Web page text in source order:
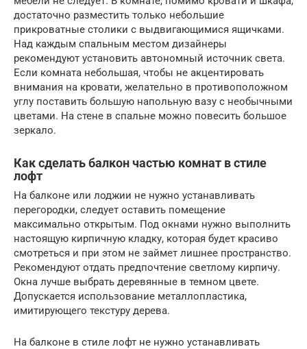
достаточно разместить только небольшие
прикроватные столики с выдвигающимися ящичками.
Над каждым спальным местом дизайнеры
рекомендуют установить автономный источник света.
Если комната небольшая, чтобы не акцентировать
внимания на кровати, желательно в противоположном
углу поставить большую напольную вазу с необычными
цветами. На стене в спальне можно повесить большое
зеркало.
Как сделать балкон частью комнат в стиле
лофт
На балконе или лоджии не нужно устанавливать
перегородки, следует оставить помещение
максимально открытым. Под окнами нужно выполнить
настоящую кирпичную кладку, которая будет красиво
смотреться и при этом не займет лишнее пространство.
Рекомендуют отдать предпочтение светлому кирпичу.
Окна лучше выбрать деревянные в темном цвете.
Допускается использование металлопластика,
имитирующего текстуру дерева.
На балконе в стиле лофт не нужно устанавливать